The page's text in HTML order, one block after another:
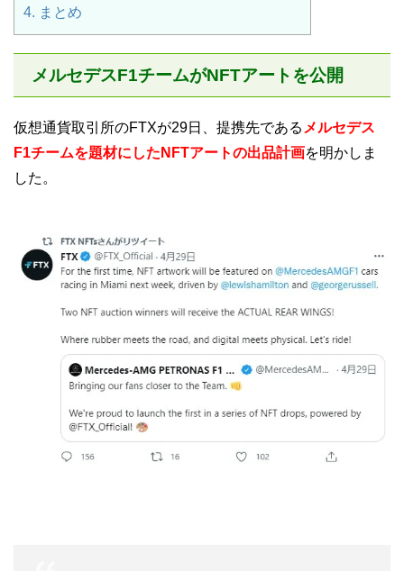
4. まとめ
メルセデスF1チームがNFTアートを公開
仮想通貨取引所のFTXが29日、提携先である メルセデス
F1チームを題材にしたNFTアートの出品計画を明かしま
した。